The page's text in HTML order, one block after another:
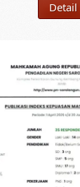
Detail